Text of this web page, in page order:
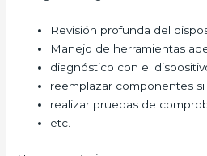
Revisión profunda del
Manejo de herramientas
diagnóstico con el
reemplazar componentes si
realizar pruebas de
etc.